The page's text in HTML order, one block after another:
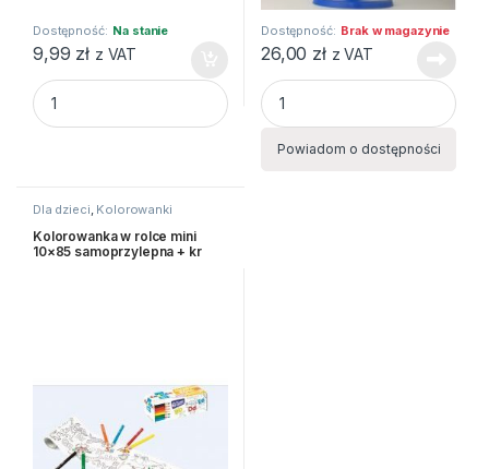
Dostępność: Na stanie
9,99 zł z VAT
KOLOROWANKA A4 16 90G BB KIDS PASTEL MYSZ quantity
Dostępność: Brak w magazynie
26,00 zł z VAT
GLOBUS FIZYCZNY quantity
Powiadom o dostępności
Dla dzieci, Kolorowanki
Kolorowanka w rolce mini
10×85 samoprzylepna + kr